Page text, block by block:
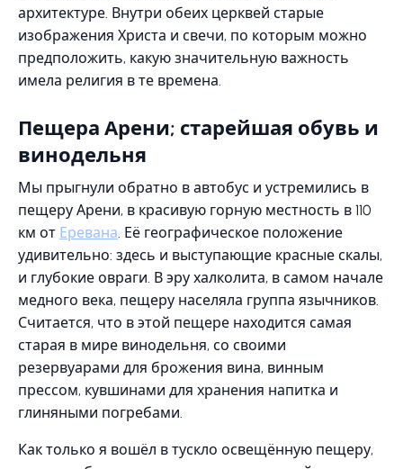
архитектуре. Внутри обеих церквей старые
изображения Христа и свечи, по которым можно
предположить, какую значительную важность
имела религия в те времена.
Пещера Арени; старейшая обувь и
винодельня
Мы прыгнули обратно в автобус и устремились в
пещеру Арени, в красивую горную местность в 110
км от Еревана . Её географическое положение
удивительно: здесь и выступающие красные скалы,
и глубокие овраги. В эру халколита, в самом начале
медного века, пещеру населяла группа язычников.
Считается, что в этой пещере находится самая
старая в мире винодельня, со своими
резервуарами для брожения вина, винным
прессом, кувшинами для хранения напитка и
глиняными погребами.
Как только я вошёл в тускло освещённую пещеру,